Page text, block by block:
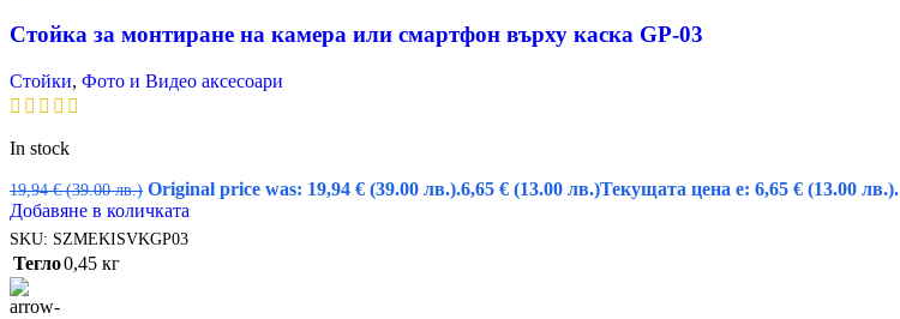
Стойка за монтиране на камера или смартфон върху каска GP-03
Стойки, Фото и Видео аксесоари
In stock
19,94€ (39.00 лв.) Original price was: 19,94 € (39.00 лв.).6,65 € (13.00 лв.)Текущата цена е: 6,65 € (13.00 лв.).
Добавяне в количката
SKU: SZMEKISVKGP03
Тегло0,45 кг